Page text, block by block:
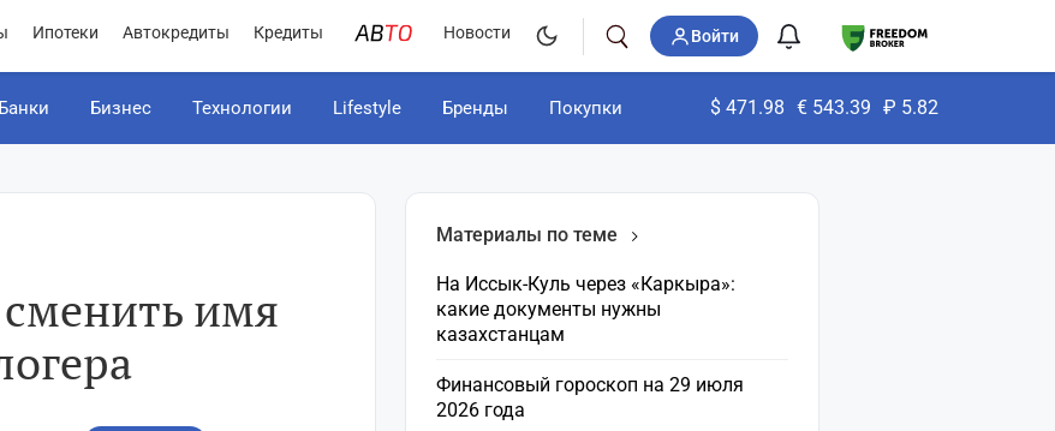
Ипотеки Автокредиты Кредиты Новости Войти
Банки Бизнес Технологии Lifestyle Бренды Покупки $ 471.98 € 543.39 ₽ 5.82
имя
Материалы по теме
На Иссык-Куль через «Каркыра»:
какие документы нужны
казахстанцам
Финансовый гороскоп на 29 июля
2026 года